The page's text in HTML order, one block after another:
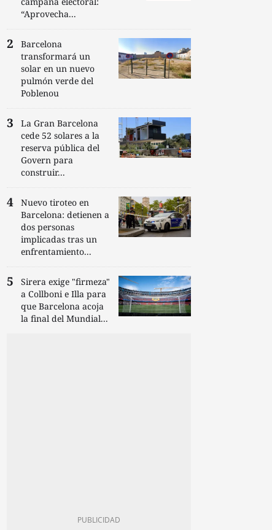
“Aprovecha...
Barcelona
transformará un
solar en un nuevo
pulmón verde del
Poblenou
La Gran Barcelona
cede 52 solares a la
reserva pública del
Govern para
construir...
Nuevo tiroteo en
Barcelona: detienen a
dos personas
implicadas tras un
enfrentamiento...
Sirera exige "firmeza"
a Collboni e Illa para
que Barcelona acoja
la final del Mundial...